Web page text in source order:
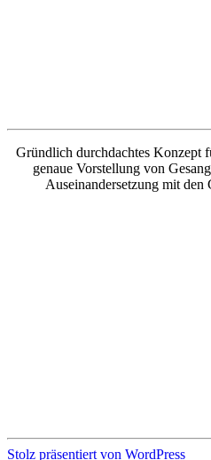
Gründlich durchdachtes Konzept
genaue Vorstellung von
Auseinandersetzung mit den
Stolz präsentiert von WordPress